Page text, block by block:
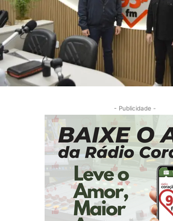
- Publicidade -